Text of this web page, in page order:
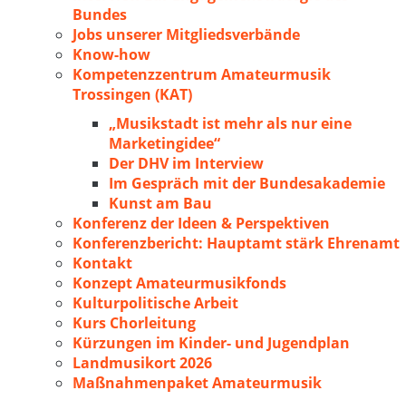
Bundes
Jobs unserer Mitgliedsverbände
Know-how
Kompetenzzentrum Amateurmusik
Trossingen (KAT)
„Musikstadt ist mehr als nur eine
Marketingidee“
Der DHV im Interview
Im Gespräch mit der Bundesakademie
Kunst am Bau
Konferenz der Ideen & Perspektiven
Konferenzbericht: Hauptamt stärk Ehrenamt
Kontakt
Konzept Amateurmusikfonds
Kulturpolitische Arbeit
Kurs Chorleitung
Kürzungen im Kinder- und Jugendplan
Landmusikort 2026
Maßnahmenpaket Amateurmusik